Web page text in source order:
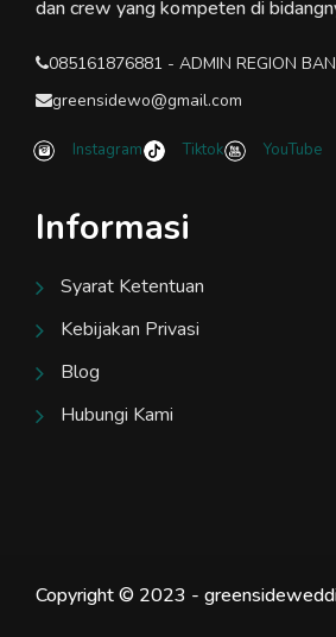
dan crew yang kompeten di
085161876881 - ADMIN REGION
greensidewo@gmail.com
Instagram Tiktok YouTube
Informasi
Syarat Ketentuan
Kebijakan Privasi
Blog
Hubungi Kami
Copyright © 2023 -